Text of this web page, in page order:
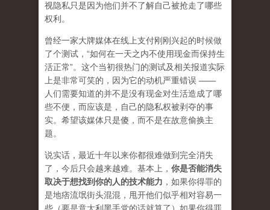
视隐私只是因为他们并不了解自己被抢走了哪些
权利。
曾经一家大牌媒体在线上支付刚刚兴起的时候做
了个测试，“如何在一天之内不使用现金而保持生
活正常”。这个当初很热门的测试及相关报道实际
上是非常可笑的，因为它的动机严重错误 ——
人们需要知道的并不是没有现金对生活造成了哪
些不便，而应该是，自己的隐私权被剥夺的事
实。希望该媒体只是傻，而不是在故意偷换主
题。
说实话，最近十年以来你都很难做到完全消失
了，今后只会越来越难。基本上， 你是否能消失
取决于想找到你的人的技术能力 ，如果你得罪的
是地痞流氓街头混混，甩开他们似乎相对容易一